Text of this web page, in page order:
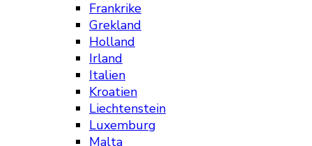
Frankrike
Grekland
Holland
Irland
Italien
Kroatien
Liechtenstein
Luxemburg
Malta